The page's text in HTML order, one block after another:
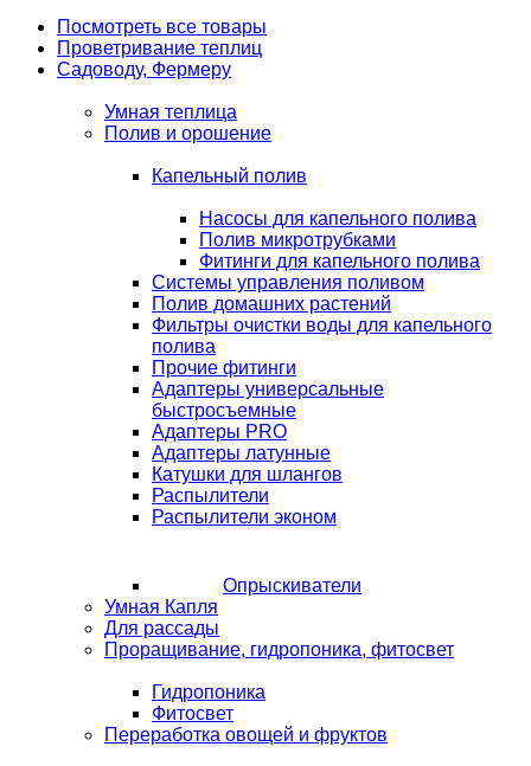
Посмотреть все товары
Проветривание теплиц
Садоводу, Фермеру
Умная теплица
Полив и орошение
Капельный полив
Насосы для капельного полива
Полив микротрубками
Фитинги для капельного полива
Системы управления поливом
Полив домашних растений
Фильтры очистки воды для капельного
полива
Прочие фитинги
Адаптеры универсальные
быстросъемные
Адаптеры PRO
Адаптеры латунные
Катушки для шлангов
Распылители
Распылители эконом
Опрыскиватели
Умная Капля
Для рассады
Проращивание, гидропоника, фитосвет
Гидропоника
Фитосвет
Переработка овощей и фруктов